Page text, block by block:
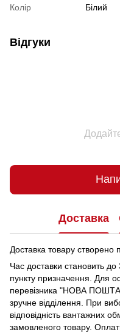
Колір
Білий
Відгуки
Доставка
Доставка товару
Час доставки становить до
пункту призначення. Для
перевізника "НОВА ПОШТА"
зручне відділення.
При
відповідність вантажних
замовленого товару.